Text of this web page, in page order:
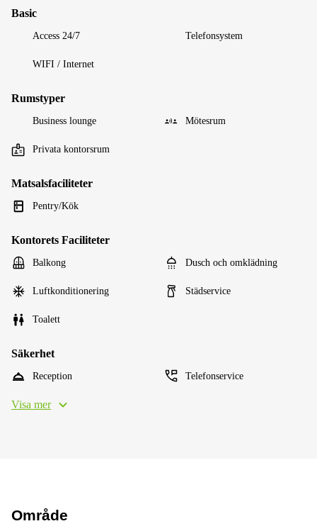
Basic
Access 24/7 Telefonsystem
WIFI / Internet
Rumstyper
Business lounge Mötesrum
Privata kontorsrum
Matsalsfaciliteter
Pentry/Kök
Kontorets Faciliteter
Balkong Dusch och omklädning
Luftkonditionering Städservice
Toalett
Säkerhet
Reception Telefonservice
Visa mer
Område